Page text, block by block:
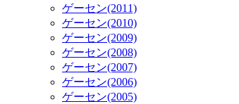
ゲーセン(2011)
ゲーセン(2010)
ゲーセン(2009)
ゲーセン(2008)
ゲーセン(2007)
ゲーセン(2006)
ゲーセン(2005)